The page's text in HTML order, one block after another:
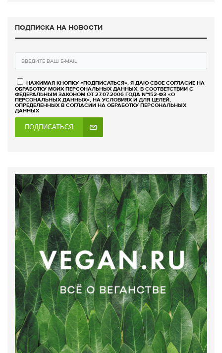
ПОДПИСКА НА НОВОСТИ
НАЖИМАЯ КНОПКУ «ПОДПИСАТЬСЯ», Я ДАЮ СВОЕ СОГЛАСИЕ НА
ОБРАБОТКУ МОИХ ПЕРСОНАЛЬНЫХ ДАННЫХ, В СООТВЕТСТВИИ С
ФЕДЕРАЛЬНЫМ ЗАКОНОМ ОТ 27.07.2006 ГОДА №152-ФЗ «О
ПЕРСОНАЛЬНЫХ ДАННЫХ», НА УСЛОВИЯХ И ДЛЯ ЦЕЛЕЙ,
ОПРЕДЕЛЕННЫХ В СОГЛАСИИ НА ОБРАБОТКУ ПЕРСОНАЛЬНЫХ
ДАННЫХ
ПОДПИСАТЬСЯ